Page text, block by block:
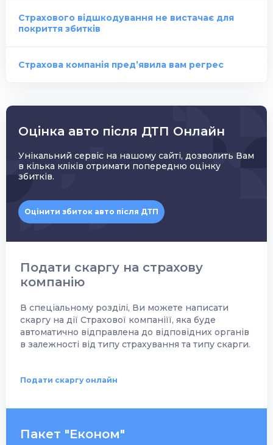
Страхового відшкодування не вистачає для
покриття збитків
Страхова компанія пред’явила вам регрес
Оцінка авто після ДТП Онлайн
Унікальний сервіс на нашому сайті, дозволить Вам
в кілька кліків отримати попередню оцінку
збитків.
Оцінити збиток авто після ДТП
Подати скаргу на страхову
компанію
В спеціальному розділі, Ви можете написати
скаргу на дії Страхової компаніїї, яка буде
автоматично відправлена до відповідних органів
в залежності від типу страхування та типу скарги.
Подати скаргу онлайн
Пакет "Економ"